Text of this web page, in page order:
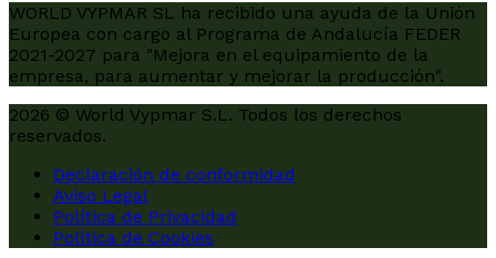
WORLD VYPMAR SL ha recibido una ayuda de la Unión
Europea con cargo al Programa de Andalucía FEDER
2021-2027 para "Mejora en el equipamiento de la
empresa, para aumentar y mejorar la producción".
2026 © World Vypmar S.L. Todos los derechos
reservados.
Declaración de conformidad
Aviso Legal
Política de Privacidad
Política de Cookies